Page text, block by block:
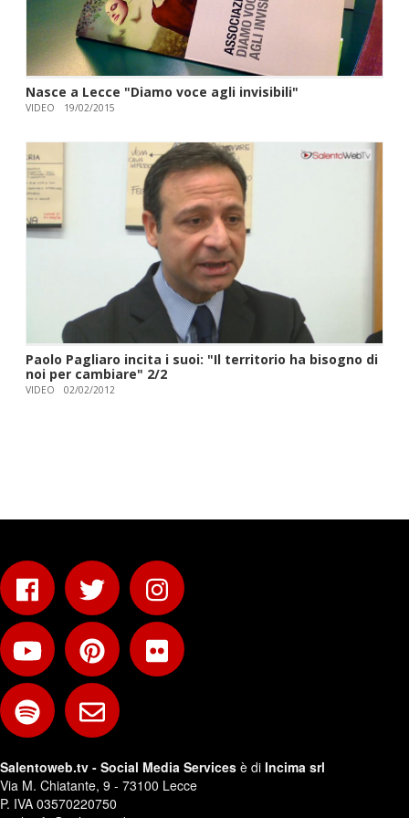
Nasce a Lecce "Diamo voce agli invisibili"
VIDEO 19/02/2015
Paolo Pagliaro incita i suoi: "Il territorio ha bisogno di
noi per cambiare" 2/2
VIDEO 02/02/2012
Salentoweb.tv - Social Media Services è di Incima srl
Via M. Chiatante, 9 - 73100 Lecce
P. IVA 03570220750